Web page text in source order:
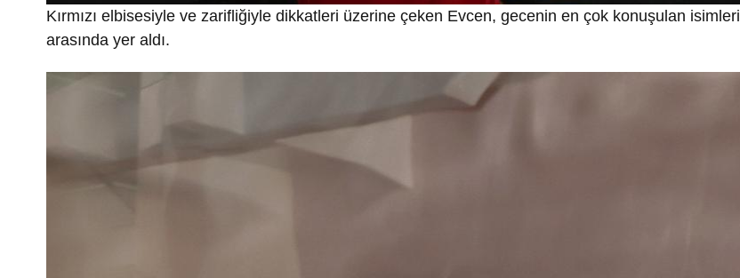
Kırmızı elbisesiyle ve zarifliğiyle dikkatleri üzerine çeken Evcen, gecenin en çok konuşulan isimleri
arasında yer aldı.